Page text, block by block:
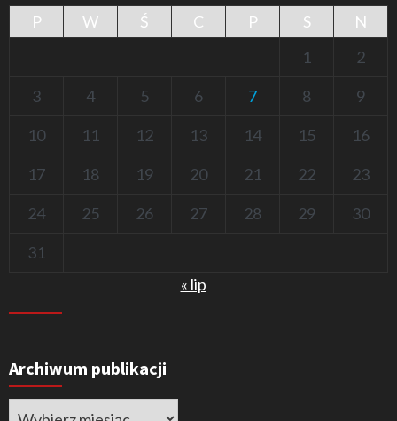
P
W Ś C P S
N
1
2
3
4 5 6 7 8
9
10
11 12 13 14 15
16
17
18 19 20 21 22
23
24
25 26 27 28 29
30
31
« lip
Archiwum publikacji